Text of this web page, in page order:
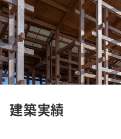
建築実績